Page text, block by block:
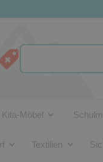
Kita-Möbel
Textilien